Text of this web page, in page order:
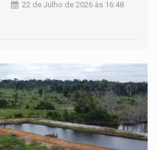
22 de Julho de 2026 às 16:48